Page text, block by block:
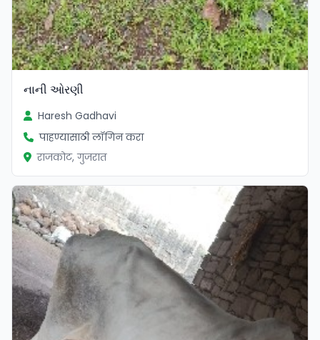
નાની ઓરણી
Haresh Gadhavi
पाहण्यासाठी लॉगिन करा
राजकोट, गुजरात